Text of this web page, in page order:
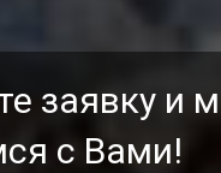
заявку и
с Вами!